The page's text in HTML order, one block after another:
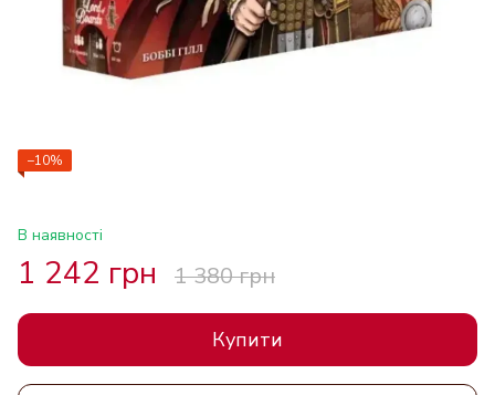
−10%
В наявності
1 242 грн 1 380 грн
Купити